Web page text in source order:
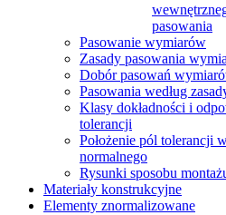
pasowania
Pasowanie wymiarów
Zasady pasowania
Dobór pasowań
Pasowania według
Klasy dokładności i
tolerancji
Położenie pól tolerancji
normalnego
Rysunki sposobu
Materiały konstrukcyjne
Elementy znormalizowane